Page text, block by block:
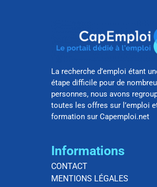
La recherche d’emploi étant
étape difficile pour de
personnes, nous avons
toutes les offres sur l’emploi
formation sur Capemploi.net
Informations
CONTACT
MENTIONS LÉGALES